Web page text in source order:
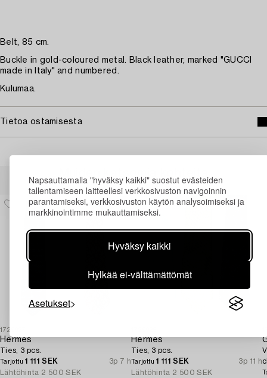
Napsauttamalla "hyväksy kaikki" suostut evästeiden
tallentamiseen laitteellesi verkkosivuston navigoinnin
parantamiseksi, verkkosivuston käytön analysoimiseksi ja
markkinointimme mukauttamiseksi.
Hyväksy kaikki
Hylkää ei-välttämättömät
Asetukset
Belt, 85 cm.
Buckle in gold-coloured metal. Black leather, marked "GUCCI
made in Italy" and numbered.
Kulumaa.
Tietoa ostamisesta
1729927
Hermès
Ties, 3 pcs.
Tarjottu1 111 SEK
3p 7 h
Lähtöhinta 2 500 SEK
Hermès
Ties, 3 pcs.
Tarjottu1 111 SEK
3p 11 h
Lähtöhinta 2 500 SEK